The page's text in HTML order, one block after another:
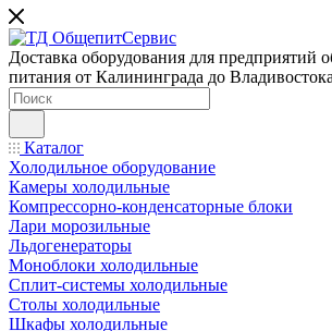
Доставка оборудования для предприятий
питания от Калининграда до Владивостока
Каталог
Холодильное оборудование
Камеры холодильные
Компрессорно-конденсаторные блоки
Лари морозильные
Льдогенераторы
Моноблоки холодильные
Сплит-системы холодильные
Столы холодильные
Шкафы холодильные